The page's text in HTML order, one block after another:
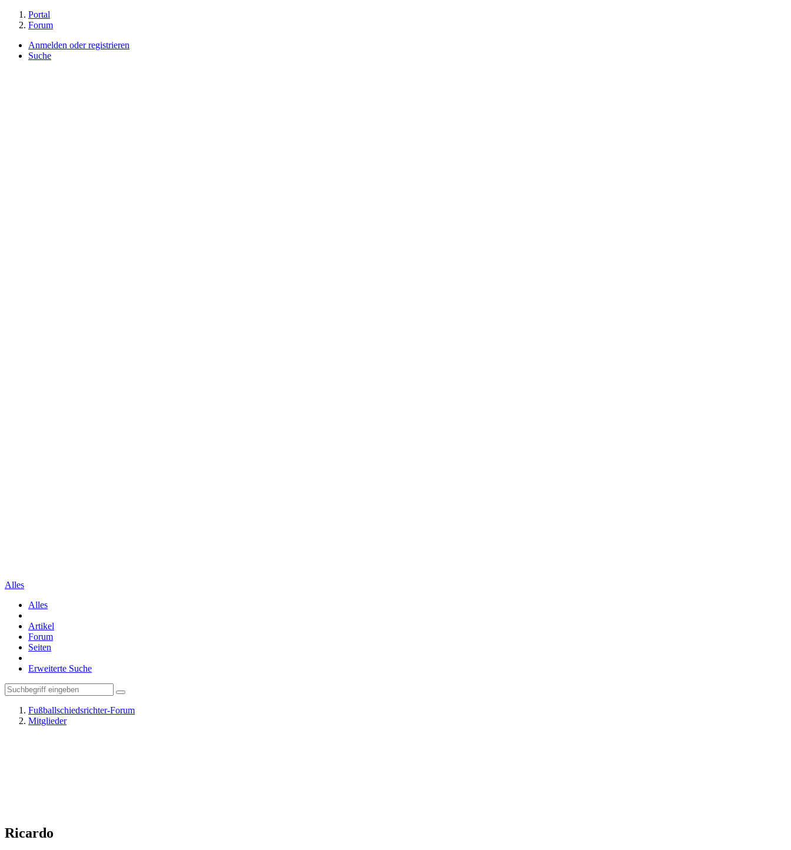
Portal
Forum
Anmelden oder registrieren
Suche
Alles
Alles
Artikel
Forum
Seiten
Erweiterte Suche
Fußballschiedsrichter-Forum
Mitglieder
Ricardo